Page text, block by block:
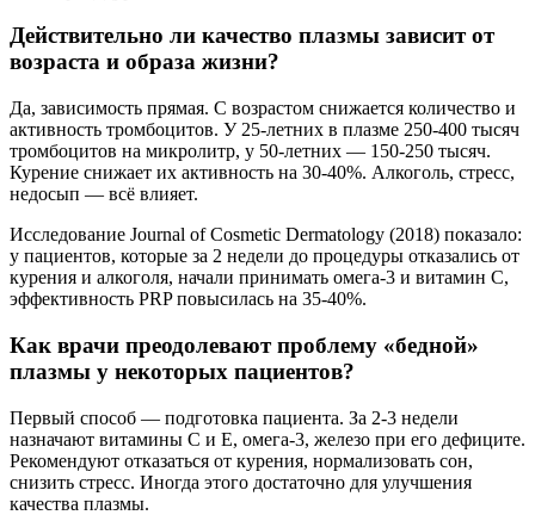
Действительно ли качество плазмы зависит от
возраста и образа жизни?
Да, зависимость прямая. С возрастом снижается количество и
активность тромбоцитов. У 25-летних в плазме 250-400 тысяч
тромбоцитов на микролитр, у 50-летних — 150-250 тысяч.
Курение снижает их активность на 30-40%. Алкоголь, стресс,
недосып — всё влияет.
Исследование Journal of Cosmetic Dermatology (2018) показало:
у пациентов, которые за 2 недели до процедуры отказались от
курения и алкоголя, начали принимать омега-3 и витамин С,
эффективность PRP повысилась на 35-40%.
Как врачи преодолевают проблему «бедной»
плазмы у некоторых пациентов?
Первый способ — подготовка пациента. За 2-3 недели
назначают витамины С и Е, омега-3, железо при его дефиците.
Рекомендуют отказаться от курения, нормализовать сон,
снизить стресс. Иногда этого достаточно для улучшения
качества плазмы.